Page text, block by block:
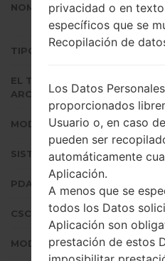
NOMBRE DE ARCHIVO
SM-
TIPO DE FIRMWARE
EL TAMAÑO DEL
ARCHIVO
MODELO
SISTEMA OPERATIVO
PDA/AP VERSIÓN
CSC VERSIÓN
MODEM/CP VERSIÓN
privacidad o en
específicos que se
Recopilación de
Los Datos
proporcionados
Usuario o, en caso
pueden ser
automáticamente
Aplicación.
A menos que se
todos los Datos
Aplicación son
prestación de estos